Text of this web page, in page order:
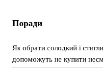
Поради
Як обрати солодкий і
допоможуть не купити